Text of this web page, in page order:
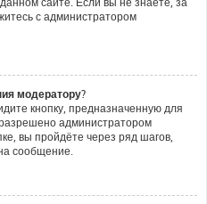
с администратором
модератору?
кнопку, предназначенную для
администратором
вы пройдёте через ряд шагов,
сообщение.